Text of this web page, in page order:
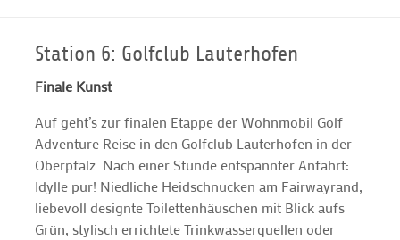
Station 6: Golfclub Lauterhofen
Finale Kunst
Auf geht’s zur finalen Etappe der Wohnmobil Golf
Adventure Reise in den Golfclub Lauterhofen in der
Oberpfalz. Nach einer Stunde entspannter Anfahrt:
Idylle pur! Niedliche Heidschnucken am Fairwayrand,
liebevoll designte Toilettenhäuschen mit Blick aufs
Grün, stylisch errichtete Trinkwasserquellen oder